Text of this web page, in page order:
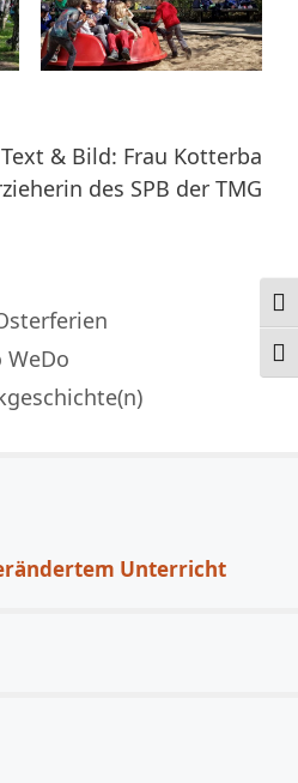
Text & Bild: Frau Kotterba
des SPB der TMG
WeDo
Unterricht